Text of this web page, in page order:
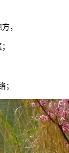
，
；